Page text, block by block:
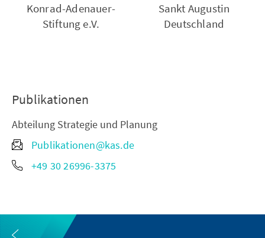
Konrad-Adenauer-
Stiftung e.V.
Sankt Augustin
Deutschland
Publikationen
Abteilung Strategie und Planung
Publikationen@kas.de
+49 30 26996-3375